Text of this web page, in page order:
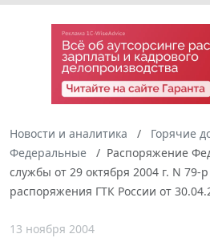
Новости и аналитика
Горячие
Федеральные
Распоряжение
службы от 29 октября 2004 г. N
распоряжения ГТК России от
13 ноября 2004